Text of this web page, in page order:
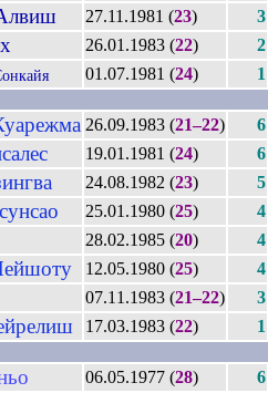
27.11.1981 (23)
3
26.01.1983 (22)
2
01.07.1981 (24) 1
26.09.1983 (21–22)
6
19.01.1981 (24)
6
24.08.1982 (23)
5
25.01.1980 (25)
4
28.02.1985 (20)
4
12.05.1980 (25)
4
07.11.1983 (21–22)
3
17.03.1983 (22) 1
06.05.1977 (28)
6